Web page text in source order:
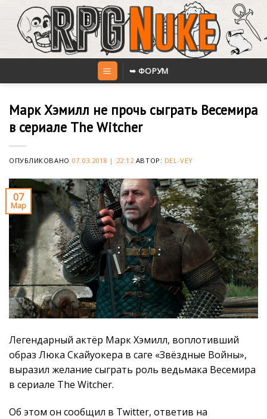
content
➥ ФОРУМ
Марк Хэмилл не прочь сыграть Весемира
в сериале The Witcher
ОПУБЛИКОВАНО 07.03.2018 | 22:12АВТОР: DEL-VEY
07
Мар
Легендарный актёр Марк Хэмилл, воплотивший
образ Люка Скайуокера в саге «Звёздные Войны»,
выразил желание сыграть роль ведьмака Весемира
в сериале The Witcher.
Об этом он сообщил в Twitter, ответив на